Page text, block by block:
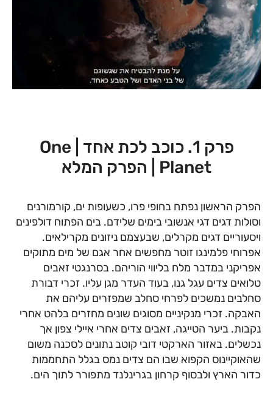
פרק 1. כוכב לכת אחד | One
Planet | הפרק המלא
הפרק הראשון נפתח בחופי פרו, כשעופות ים, קורמורנים
וסולות דגים דגי אנשובי בימים שלידם. בים הפתוח דולפינים
ויסעוריים דגים מקרלים, שבעצמם ניזונים מקרילאים.
אפרוחי פלמינגו זוטר מחפשים אחר אגם של מים מתוקים
אפריקני במדבר מלח בליווי הוריהם. בסרנגטי זאבים
טלואים צדים עגל גנו, בעוד העדר מגן עליו. זכרי דבורת
סחלבים נמשכים לפרחי סחלב שמפזרים עליהם את
האבקה. זכרי מנקיניים מסוגים שונים מחזרים בלהט אחרי
נקבות. ביער הטייגה, זאבים צדים אחרי איילי צפון אך
נכשלים. באזור הארקטי דובי קוטב נתונים לסכנה משום
שהאוקיינוס הקפוא שבו הם צדים נמס בגלל התחממות
כדור הארץ ולבסוף קרחון בגרינלנד מתפורר לתוך הים.